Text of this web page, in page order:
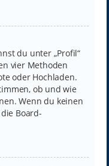
du unter „Profil“
vier Methoden
oder Hochladen.
ob und wie
Wenn du keinen
Board-